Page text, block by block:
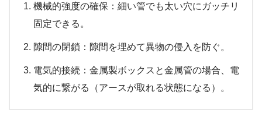
機械的強度の確保：細い管でも太い穴にガッチリ
固定できる。
隙間の閉鎖：隙間を埋めて異物の侵入を防ぐ。
電気的接続：金属製ボックスと金属管の場合、電
気的に繋がる（アースが取れる状態になる）。